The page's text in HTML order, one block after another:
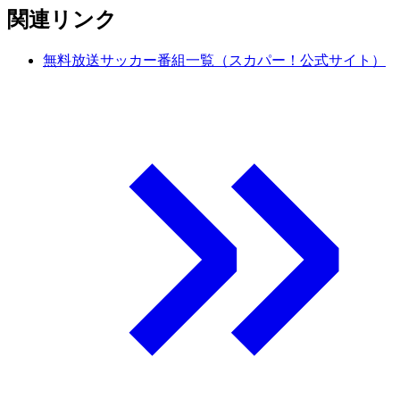
関連リンク
無料放送サッカー番組一覧（スカパー！公式サイト）